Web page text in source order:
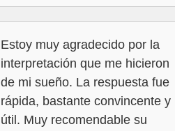
Estoy muy agradecido por la
interpretación que me hicieron
de mi sueño. La respuesta fue
rápida, bastante convincente y
útil. Muy recomendable su